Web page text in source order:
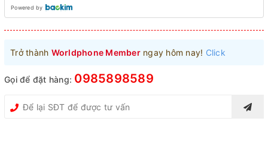
Powered by
Trở thành Worldphone Memberngay hôm nay! Click
Gọi để đặt hàng: 0985898589